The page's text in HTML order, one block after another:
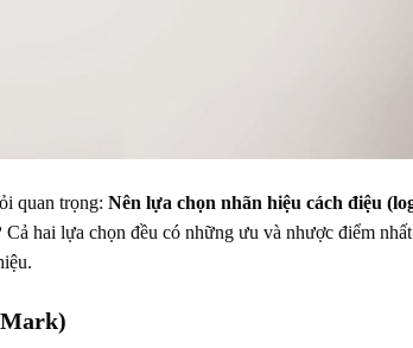
quan trọng: Nên lựa chọn nhãn hiệu cách điệu
Cả hai lựa chọn đều có những ưu và nhược điểm nhất
Mark)